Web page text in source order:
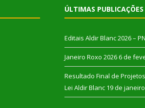
ÚLTIMAS PUBLICAÇÕES
Editais Aldir Blanc 2026 –
Janeiro Roxo 2026 6 de
Resultado Final de
Lei Aldir Blanc 19 de